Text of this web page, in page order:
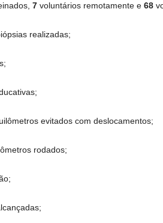
7voluntários remotamente e 68
realizadas;
evitados com deslocamentos;
rodados;